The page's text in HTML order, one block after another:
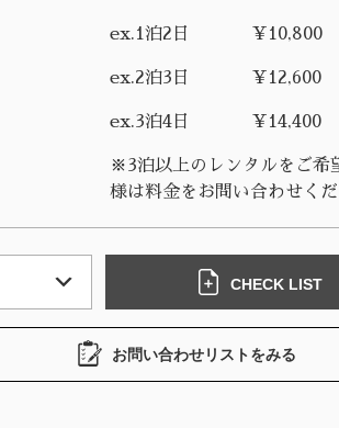
ex.1泊2日 ¥10,800
ex.2泊3日 ¥12,600
ex.3泊4日 ¥14,400
※3泊以上のレンタルをご希
様は料金をお問い合わせくだ
CHECK LIST
お問い合わせリストをみる